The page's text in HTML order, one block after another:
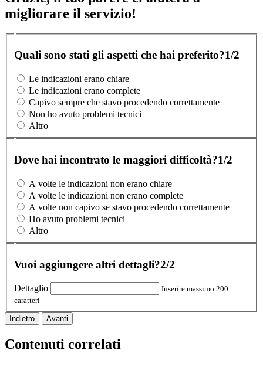
migliorare il servizio!
Quali sono stati gli aspetti che hai preferito?1/2
Le indicazioni erano chiare
Le indicazioni erano complete
Capivo sempre che stavo procedendo correttamente
Non ho avuto problemi tecnici
Altro
Dove hai incontrato le maggiori difficoltà?1/2
A volte le indicazioni non erano chiare
A volte le indicazioni non erano complete
A volte non capivo se stavo procedendo correttamente
Ho avuto problemi tecnici
Altro
Vuoi aggiungere altri dettagli?2/2
Dettaglio
Inserire massimo 200
caratteri
Indietro Avanti
Contenuti correlati